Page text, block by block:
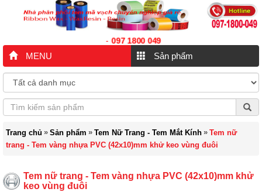
- 097 1800 049
MENU Sản phẩm
Trang chủ » Sản phẩm » Tem Nữ Trang - Tem Mắt Kính » Tem nữ
trang - Tem vàng nhựa PVC (42x10)mm khử keo vùng đuôi
Tem nữ trang - Tem vàng nhựa PVC (42x10)mm khử
keo vùng đuôi